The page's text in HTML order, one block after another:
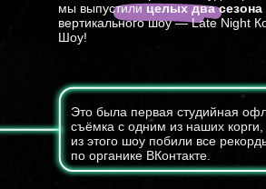
Это была первая студийная
съёмка с одним из наших корги,
из этого шоу побили все
по органике ВКонтакте.
мы выпустилицелых два сезона
вертикального шоу — Late Night
Шоу!